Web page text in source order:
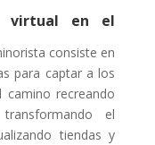
virtual en el
consiste en
para captar a los
camino recreando
el
tiendas y